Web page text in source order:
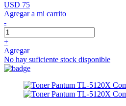
USD 75
Agregar a mi carrito
-
+
Agregar
No hay suficiente stock disponible